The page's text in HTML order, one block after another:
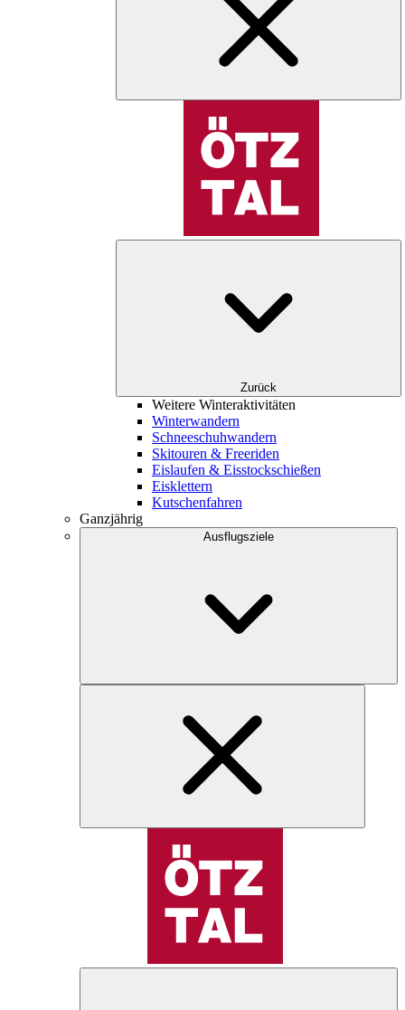
Zurück
Weitere Winteraktivitäten
Winterwandern
Schneeschuhwandern
Skitouren & Freeriden
Eislaufen & Eisstockschießen
Eisklettern
Kutschenfahren
Ganzjährig
Ausflugsziele